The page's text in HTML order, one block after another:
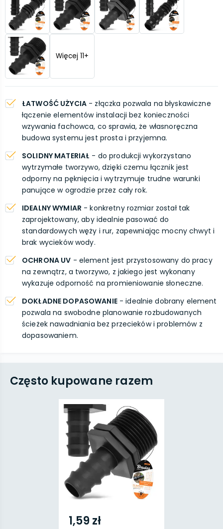
Więcej 11+
ŁATWOŚĆ UŻYCIA- złączka pozwala na błyskawiczne
łączenie elementów instalacji bez konieczności
wzywania fachowca, co sprawia, że własnoręczna
budowa systemu jest prosta i przyjemna.
SOLIDNY MATERIAŁ - do produkcji wykorzystano
wytrzymałe tworzywo, dzięki czemu łącznik jest
odporny na pęknięcia i wytrzymuje trudne warunki
panujące w ogrodzie przez cały rok.
IDEALNY WYMIAR - konkretny rozmiar został tak
zaprojektowany, aby idealnie pasować do
standardowych węży i rur, zapewniając mocny chwyt i
brak wycieków wody.
OCHRONA UV - element jest przystosowany do pracy
na zewnątrz, a tworzywo, z jakiego jest wykonany
wykazuje odporność na promieniowanie słoneczne.
DOKŁADNE DOPASOWANIE- idealnie dobrany element
pozwala na swobodne planowanie rozbudowanych
ścieżek nawadniania bez przecieków i problemów z
dopasowaniem.
Często kupowane razem
1,59 zł